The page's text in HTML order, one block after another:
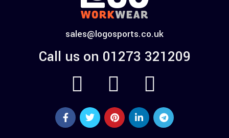
sales@logosports.co.uk
Call us on 01273 321209